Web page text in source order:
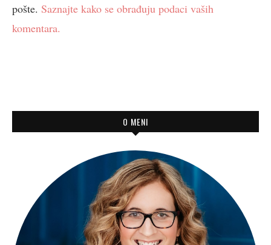
pošte. Saznajte kako se obrađuju podaci vaših
komentara.
O MENI